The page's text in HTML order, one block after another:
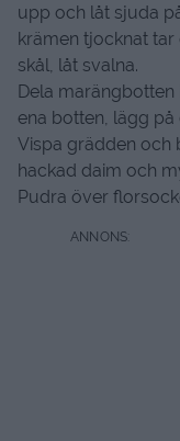
upp och låt sjuda
krämen tjocknat
skål, låt svalna.
Dela
ena botten, lägg
Vispa grädden och
hackad daim och
Pudra över